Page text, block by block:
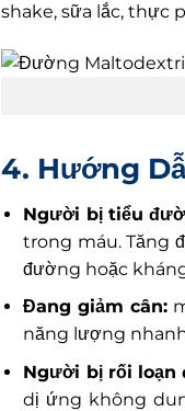
shake, sữa lắc, thực
4. Hướng
Người bị tiểu
trong máu. Tăng
đường hoặc
Đang giảm cân:
năng lượng
Người bị rối loạn
dị ứng không